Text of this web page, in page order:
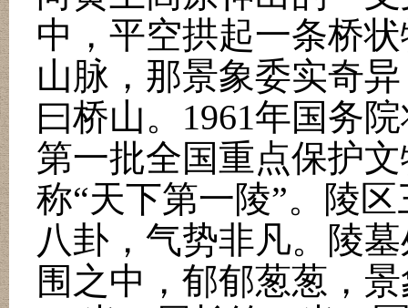
中，平空拱起一条桥
山脉，那景象委实奇
曰桥山。 1961年国务
第一批全国重点保护
称“天下第一陵”。陵
八卦，气势非凡。陵
围之中，郁郁葱葱，